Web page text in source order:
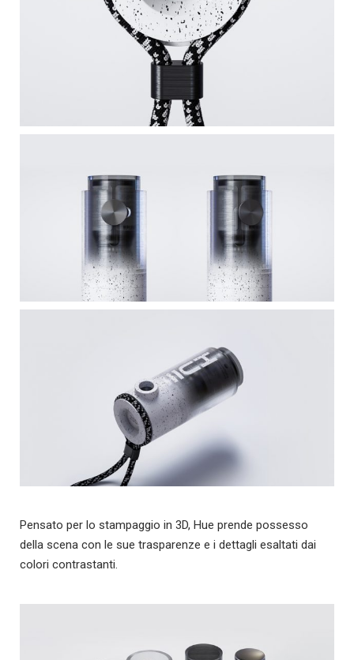
Pensato per lo stampaggio in 3D, Hue prende possesso
della scena con le sue trasparenze e i dettagli esaltati dai
colori contrastanti.